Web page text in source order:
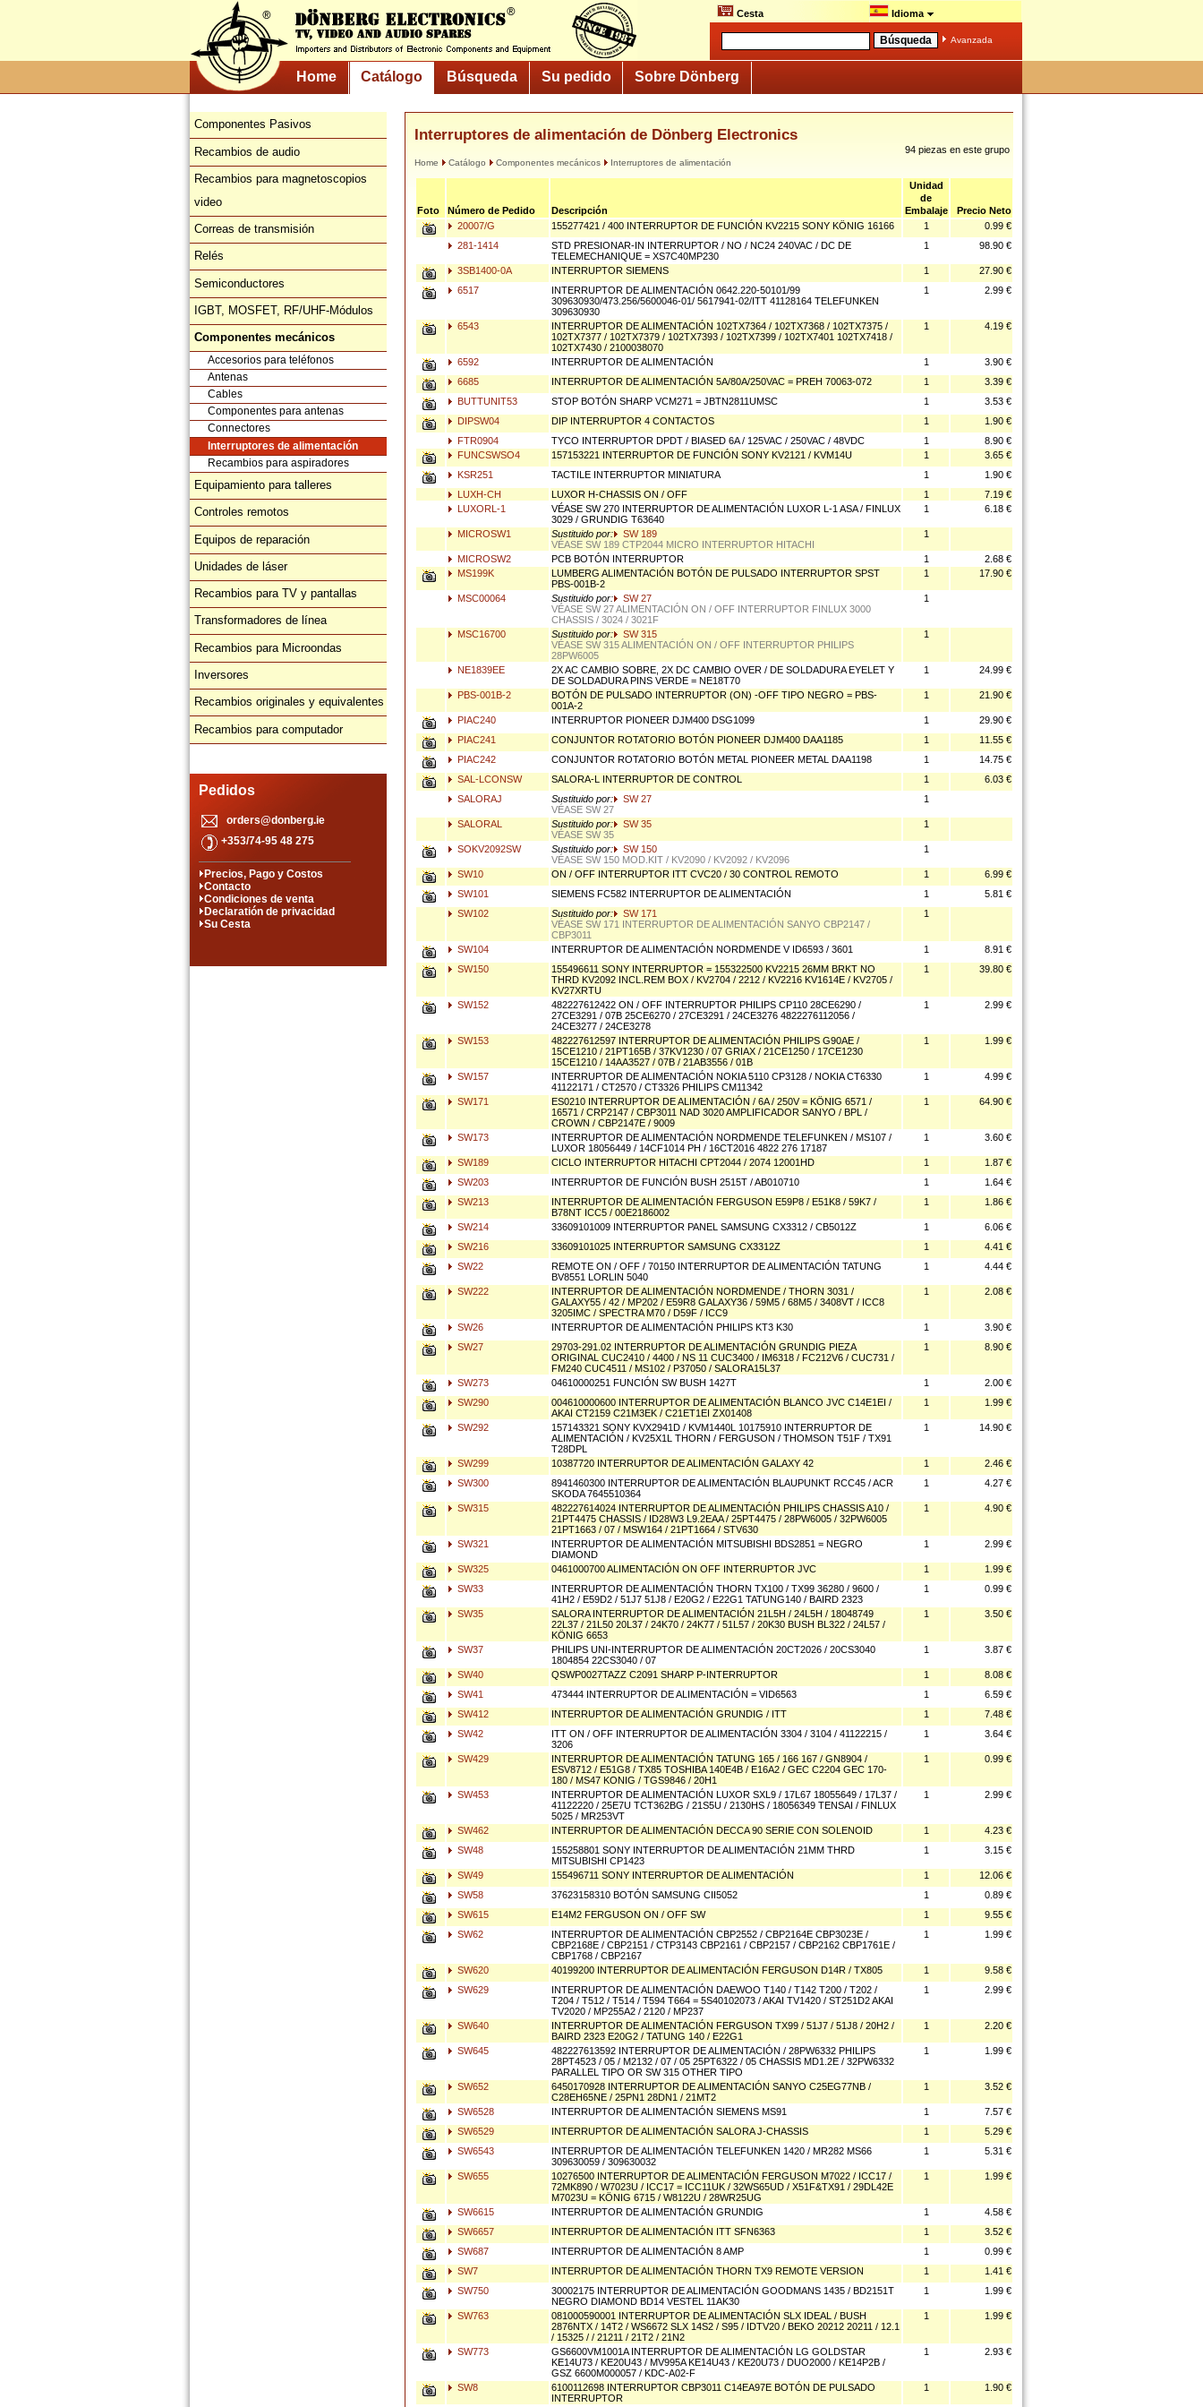
Cesta Idioma
Avanzada
Home Catálogo Búsqueda Su pedido Sobre Dönberg
Componentes Pasivos
Recambios de audio
Recambios para magnetoscopios
video
Correas de transmisión
Relés
Semiconductores
IGBT, MOSFET, RF/UHF-Módulos
Componentes mecánicos
Accesorios para teléfonos
Antenas
Cables
Componentes para antenas
Connectores
Interruptores de alimentación
Recambios para aspiradores
Equipamiento para talleres
Controles remotos
Equipos de reparación
Unidades de láser
Recambios para TV y pantallas
Transformadores de línea
Recambios para Microondas
Inversores
Recambios originales y equivalentes
Recambios para computador
Pedidos
orders@donberg.ie
+353/74-95 48 275
Precios, Pago y Costos
Contacto
Condiciones de venta
Declaratión de privacidad
Su Cesta
Interruptores de alimentación de Dönberg Electronics
Home Catálogo Componentes mecánicos Interruptores de alimentación
94 piezas en este grupo
Foto Número de Pedido Descripción
Unidad
de
Embalaje
Precio Neto
20007/G
155277421 / 400 INTERRUPTOR DE FUNCIÓN KV2215 SONY KÖNIG 16166 1
0.99 €
281-1414
STD PRESIONAR-IN INTERRUPTOR / NO / NC24 240VAC / DC DE
TELEMECHANIQUE = XS7C40MP230
1 98.90 €
3SB1400-0A INTERRUPTOR SIEMENS 1
27.90 €
6517
INTERRUPTOR DE ALIMENTACIÓN 0642.220-50101/99
309630930/473.256/5600046-01/ 5617941-02/ITT 41128164 TELEFUNKEN
309630930
1 2.99 €
6543
INTERRUPTOR DE ALIMENTACIÓN 102TX7364 / 102TX7368 / 102TX7375 /
102TX7377 / 102TX7379 / 102TX7393 / 102TX7399 / 102TX7401 102TX7418 /
102TX7430 / 2100038070
1 4.19 €
6592 INTERRUPTOR DE ALIMENTACIÓN 1
3.90 €
6685
INTERRUPTOR DE ALIMENTACIÓN 5A/80A/250VAC = PREH 70063-072 1
3.39 €
BUTTUNIT53
STOP BOTÓN SHARP VCM271 = JBTN2811UMSC 1
3.53 €
DIPSW04
DIP INTERRUPTOR 4 CONTACTOS 1
1.90 €
FTR0904
TYCO INTERRUPTOR DPDT / BIASED 6A / 125VAC / 250VAC / 48VDC 1
8.90 €
FUNCSWSO4
157153221 INTERRUPTOR DE FUNCIÓN SONY KV2121 / KVM14U 1
3.65 €
KSR251
TACTILE INTERRUPTOR MINIATURA 1
1.90 €
LUXH-CH
LUXOR H-CHASSIS ON / OFF 1
7.19 €
LUXORL-1
VÉASE SW 270 INTERRUPTOR DE ALIMENTACIÓN LUXOR L-1 ASA / FINLUX
3029 / GRUNDIG T63640
1 6.18 €
MICROSW1 Sustituido por:
SW 189
VÉASE SW 189 CTP2044 MICRO INTERRUPTOR HITACHI
1
MICROSW2 PCB BOTÓN INTERRUPTOR 1
2.68 €
MS199K
LUMBERG ALIMENTACIÓN BOTÓN DE PULSADO INTERRUPTOR SPST
PBS-001B-2
1 17.90 €
MSC00064 Sustituido por:
SW 27
VÉASE SW 27 ALIMENTACIÓN ON / OFF INTERRUPTOR FINLUX 3000
CHASSIS / 3024 / 3021F
1
MSC16700 Sustituido por:
SW 315
VÉASE SW 315 ALIMENTACIÓN ON / OFF INTERRUPTOR PHILIPS
28PW6005
1
NE1839EE
2X AC CAMBIO SOBRE, 2X DC CAMBIO OVER / DE SOLDADURA EYELET Y
DE SOLDADURA PINS VERDE = NE18T70
1 24.99 €
PBS-001B-2
BOTÓN DE PULSADO INTERRUPTOR (ON) -OFF TIPO NEGRO = PBS-
001A-2
1 21.90 €
PIAC240 INTERRUPTOR PIONEER DJM400 DSG1099 1
29.90 €
PIAC241
CONJUNTOR ROTATORIO BOTÓN PIONEER DJM400 DAA1185 1
11.55 €
PIAC242
CONJUNTOR ROTATORIO BOTÓN METAL PIONEER METAL DAA1198 1
14.75 €
SAL-LCONSW
SALORA-L INTERRUPTOR DE CONTROL 1
6.03 €
SALORAJ
Sustituido por:
SW 27
VÉASE SW 27
1
SALORAL Sustituido por:
SW 35
VÉASE SW 35
1
SOKV2092SW Sustituido por:
SW 150
VÉASE SW 150 MOD.KIT / KV2090 / KV2092 / KV2096
1
SW10 ON / OFF INTERRUPTOR ITT CVC20 / 30 CONTROL REMOTO 1
6.99 €
SW101
SIEMENS FC582 INTERRUPTOR DE ALIMENTACIÓN 1
5.81 €
SW102
Sustituido por:
SW 171
VÉASE SW 171 INTERRUPTOR DE ALIMENTACIÓN SANYO CBP2147 /
CBP3011
1
SW104 INTERRUPTOR DE ALIMENTACIÓN NORDMENDE V ID6593 / 3601 1
8.91 €
SW150
155496611 SONY INTERRUPTOR = 155322500 KV2215 26MM BRKT NO
THRD KV2092 INCL.REM BOX / KV2704 / 2212 / KV2216 KV1614E / KV2705 /
KV27XRTU
1 39.80 €
SW152
482227612422 ON / OFF INTERRUPTOR PHILIPS CP110 28CE6290 /
27CE3291 / 07B 25CE6270 / 27CE3291 / 24CE3276 4822276112056 /
24CE3277 / 24CE3278
1 2.99 €
SW153
482227612597 INTERRUPTOR DE ALIMENTACIÓN PHILIPS G90AE /
15CE1210 / 21PT165B / 37KV1230 / 07 GRIAX / 21CE1250 / 17CE1230
15CE1210 / 14AA3527 / 07B / 21AB3556 / 01B
1 1.99 €
SW157
INTERRUPTOR DE ALIMENTACIÓN NOKIA 5110 CP3128 / NOKIA CT6330
41122171 / CT2570 / CT3326 PHILIPS CM11342
1 4.99 €
SW171
ES0210 INTERRUPTOR DE ALIMENTACIÓN / 6A / 250V = KÖNIG 6571 /
16571 / CRP2147 / CBP3011 NAD 3020 AMPLIFICADOR SANYO / BPL /
CROWN / CBP2147E / 9009
1 64.90 €
SW173
INTERRUPTOR DE ALIMENTACIÓN NORDMENDE TELEFUNKEN / MS107 /
LUXOR 18056449 / 14CF1014 PH / 16CT2016 4822 276 17187
1 3.60 €
SW189 CICLO INTERRUPTOR HITACHI CPT2044 / 2074 12001HD 1
1.87 €
SW203
INTERRUPTOR DE FUNCIÓN BUSH 2515T / AB010710 1
1.64 €
SW213
INTERRUPTOR DE ALIMENTACIÓN FERGUSON E59P8 / E51K8 / 59K7 /
B78NT ICC5 / 00E2186002
1 1.86 €
SW214 33609101009 INTERRUPTOR PANEL SAMSUNG CX3312 / CB5012Z 1
6.06 €
SW216
33609101025 INTERRUPTOR SAMSUNG CX3312Z 1
4.41 €
SW22
REMOTE ON / OFF / 70150 INTERRUPTOR DE ALIMENTACIÓN TATUNG
BV8551 LORLIN 5040
1 4.44 €
SW222
INTERRUPTOR DE ALIMENTACIÓN NORDMENDE / THORN 3031 /
GALAXY55 / 42 / MP202 / E59R8 GALAXY36 / 59M5 / 68M5 / 3408VT / ICC8
3205IMC / SPECTRA M70 / D59F / ICC9
1 2.08 €
SW26 INTERRUPTOR DE ALIMENTACIÓN PHILIPS KT3 K30 1
3.90 €
SW27
29703-291.02 INTERRUPTOR DE ALIMENTACIÓN GRUNDIG PIEZA
ORIGINAL CUC2410 / 4400 / NS 11 CUC3400 / IM6318 / FC212V6 / CUC731 /
FM240 CUC4511 / MS102 / P37050 / SALORA15L37
1 8.90 €
SW273 04610000251 FUNCIÓN SW BUSH 1427T 1
2.00 €
SW290
004610000600 INTERRUPTOR DE ALIMENTACIÓN BLANCO JVC C14E1EI /
AKAI CT2159 C21M3EK / C21ET1EI ZX01408
1 1.99 €
SW292
157143321 SONY KVX2941D / KVM1440L 10175910 INTERRUPTOR DE
ALIMENTACIÓN / KV25X1L THORN / FERGUSON / THOMSON T51F / TX91
T28DPL
1 14.90 €
SW299 10387720 INTERRUPTOR DE ALIMENTACIÓN GALAXY 42 1
2.46 €
SW300
8941460300 INTERRUPTOR DE ALIMENTACIÓN BLAUPUNKT RCC45 / ACR
SKODA 7645510364
1 4.27 €
SW315
482227614024 INTERRUPTOR DE ALIMENTACIÓN PHILIPS CHASSIS A10 /
21PT4475 CHASSIS / ID28W3 L9.2EAA / 25PT4475 / 28PW6005 / 32PW6005
21PT1663 / 07 / MSW164 / 21PT1664 / STV630
1 4.90 €
SW321
INTERRUPTOR DE ALIMENTACIÓN MITSUBISHI BDS2851 = NEGRO
DIAMOND
1 2.99 €
SW325 0461000700 ALIMENTACIÓN ON OFF INTERRUPTOR JVC 1
1.99 €
SW33
INTERRUPTOR DE ALIMENTACIÓN THORN TX100 / TX99 36280 / 9600 /
41H2 / E59D2 / 51J7 51J8 / E20G2 / E22G1 TATUNG140 / BAIRD 2323
1 0.99 €
SW35
SALORA INTERRUPTOR DE ALIMENTACIÓN 21L5H / 24L5H / 18048749
22L37 / 21L50 20L37 / 24K70 / 24K77 / 51L57 / 20K30 BUSH BL322 / 24L57 /
KÖNIG 6653
1 3.50 €
SW37
PHILIPS UNI-INTERRUPTOR DE ALIMENTACIÓN 20CT2026 / 20CS3040
1804854 22CS3040 / 07
1 3.87 €
SW40 QSWP0027TAZZ C2091 SHARP P-INTERRUPTOR 1
8.08 €
SW41
473444 INTERRUPTOR DE ALIMENTACIÓN = VID6563 1
6.59 €
SW412
INTERRUPTOR DE ALIMENTACIÓN GRUNDIG / ITT 1
7.48 €
SW42
ITT ON / OFF INTERRUPTOR DE ALIMENTACIÓN 3304 / 3104 / 41122215 /
3206
1 3.64 €
SW429
INTERRUPTOR DE ALIMENTACIÓN TATUNG 165 / 166 167 / GN8904 /
ESV8712 / E51G8 / TX85 TOSHIBA 140E4B / E16A2 / GEC C2204 GEC 170-
180 / MS47 KONIG / TGS9846 / 20H1
1 0.99 €
SW453
INTERRUPTOR DE ALIMENTACIÓN LUXOR SXL9 / 17L67 18055649 / 17L37 /
41122220 / 25E7U TCT362BG / 21S5U / 2130HS / 18056349 TENSAI / FINLUX
5025 / MR253VT
1 2.99 €
SW462 INTERRUPTOR DE ALIMENTACIÓN DECCA 90 SERIE CON SOLENOID 1
4.23 €
SW48
155258801 SONY INTERRUPTOR DE ALIMENTACIÓN 21MM THRD
MITSUBISHI CP1423
1 3.15 €
SW49 155496711 SONY INTERRUPTOR DE ALIMENTACIÓN 1
12.06 €
SW58
37623158310 BOTÓN SAMSUNG CII5052 1
0.89 €
SW615
E14M2 FERGUSON ON / OFF SW 1
9.55 €
SW62
INTERRUPTOR DE ALIMENTACIÓN CBP2552 / CBP2164E CBP3023E /
CBP2168E / CBP2151 / CTP3143 CBP2161 / CBP2157 / CBP2162 CBP1761E /
CBP1768 / CBP2167
1 1.99 €
SW620 40199200 INTERRUPTOR DE ALIMENTACIÓN FERGUSON D14R / TX805 1
9.58 €
SW629
INTERRUPTOR DE ALIMENTACIÓN DAEWOO T140 / T142 T200 / T202 /
T204 / T512 / T514 / T594 T664 = 5S40102073 / AKAI TV1420 / ST251D2 AKAI
TV2020 / MP255A2 / 2120 / MP237
1 2.99 €
SW640
INTERRUPTOR DE ALIMENTACIÓN FERGUSON TX99 / 51J7 / 51J8 / 20H2 /
BAIRD 2323 E20G2 / TATUNG 140 / E22G1
1 2.20 €
SW645
482227613592 INTERRUPTOR DE ALIMENTACIÓN / 28PW6332 PHILIPS
28PT4523 / 05 / M2132 / 07 / 05 25PT6322 / 05 CHASSIS MD1.2E / 32PW6332
PARALLEL TIPO OR SW 315 OTHER TIPO
1 1.99 €
SW652
6450170928 INTERRUPTOR DE ALIMENTACIÓN SANYO C25EG77NB /
C28EH65NE / 25PN1 28DN1 / 21MT2
1 3.52 €
SW6528 INTERRUPTOR DE ALIMENTACIÓN SIEMENS MS91 1
7.57 €
SW6529
INTERRUPTOR DE ALIMENTACIÓN SALORA J-CHASSIS 1
5.29 €
SW6543
INTERRUPTOR DE ALIMENTACIÓN TELEFUNKEN 1420 / MR282 MS66
309630059 / 309630032
1 5.31 €
SW655
10276500 INTERRUPTOR DE ALIMENTACIÓN FERGUSON M7022 / ICC17 /
72MK890 / W7023U / ICC17 = ICC11UK / 32WS65UD / X51F&TX91 / 29DL42E
M7023U = KÖNIG 6715 / W8122U / 28WR25UG
1 1.99 €
SW6615 INTERRUPTOR DE ALIMENTACIÓN GRUNDIG 1
4.58 €
SW6657
INTERRUPTOR DE ALIMENTACIÓN ITT SFN6363 1
3.52 €
SW687
INTERRUPTOR DE ALIMENTACIÓN 8 AMP 1
0.99 €
SW7
INTERRUPTOR DE ALIMENTACIÓN THORN TX9 REMOTE VERSION 1
1.41 €
SW750
30002175 INTERRUPTOR DE ALIMENTACIÓN GOODMANS 1435 / BD2151T
NEGRO DIAMOND BD14 VESTEL 11AK30
1 1.99 €
SW763
081000590001 INTERRUPTOR DE ALIMENTACIÓN SLX IDEAL / BUSH
2876NTX / 14T2 / WS6672 SLX 14S2 / S95 / IDTV20 / BEKO 20212 20211 / 12.1
/ 15325 / / 21211 / 21T2 / 21N2
1 1.99 €
SW773
GS6600VM1001A INTERRUPTOR DE ALIMENTACIÓN LG GOLDSTAR
KE14U73 / KE20U43 / MV995A KE14U43 / KE20U73 / DUO2000 / KE14P2B /
GSZ 6600M000057 / KDC-A02-F
1 2.93 €
SW8
6100112698 INTERRUPTOR CBP3011 C14EA97E BOTÓN DE PULSADO
INTERRUPTOR
1 1.90 €